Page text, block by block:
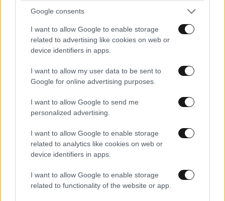
Google consents
I want to allow Google to enable storage
related to advertising like cookies on web or
device identifiers in apps.
I want to allow my user data to be sent to
Google for online advertising purposes.
I want to allow Google to send me
personalized advertising.
I want to allow Google to enable storage
related to analytics like cookies on web or
device identifiers in apps.
I want to allow Google to enable storage
related to functionality of the website or app.